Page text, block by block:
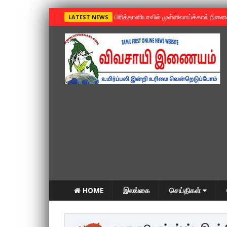
LATEST NEWS »பிரித்தானியாவில் முள்ளிவாய்க்கால்
HOME இலங்கை செய்திகள்